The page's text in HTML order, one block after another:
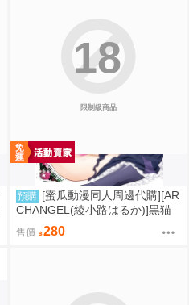
限制級商品
18
預購 [蜜瓜動漫同人周邊代購][AR
CHANGEL(綾小路はるか)]黒猫
館 if X【特典付】(同人誌)
售價 280